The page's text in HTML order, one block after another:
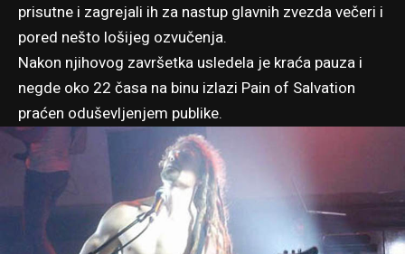
prisutne i zagrejali ih za nastup glavnih zvezda večeri i
pored nešto lošijeg ozvučenja.
Nakon njihovog završetka usledela je kraća pauza i
negde oko 22 časa na binu izlazi Pain of Salvation
praćen oduševljenjem publike.